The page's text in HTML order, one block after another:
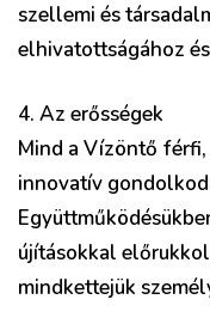
szellemi és
elhivatottságához
4. Az erősségek
Mind a Vízöntő férfi,
innovatív
újításokkal
mindkettejük